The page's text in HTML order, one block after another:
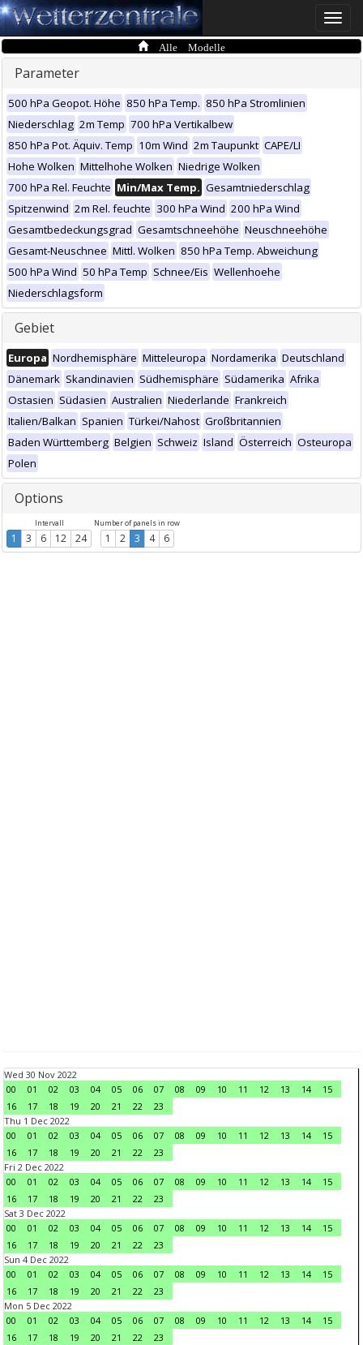
Toggle
Alle Modelle
Parameter
500 hPa Geopot. Höhe 850 hPa Temp. 850 hPa Stromlinien
Niederschlag 2m Temp 700 hPa Vertikalbew
850 hPa Pot. Äquiv. Temp 10m Wind 2m Taupunkt CAPE/LI
Hohe Wolken Mittelhohe Wolken Niedrige Wolken
700 hPa Rel. Feuchte Min/Max Temp. Gesamtniederschlag
Spitzenwind 2m Rel. feuchte 300 hPa Wind 200 hPa Wind
Gesamtbedeckungsgrad Gesamtschneehöhe Neuschneehöhe
Gesamt-Neuschnee Mittl. Wolken 850 hPa Temp. Abweichung
500 hPa Wind 50 hPa Temp Schnee/Eis Wellenhoehe
Niederschlagsform
Gebiet
Europa Nordhemisphäre Mitteleuropa Nordamerika Deutschland
Dänemark Skandinavien Südhemisphäre Südamerika Afrika
Ostasien Südasien Australien Niederlande Frankreich
Italien/Balkan Spanien Türkei/Nahost Großbritannien
Baden Württemberg Belgien Schweiz Island Österreich Osteuropa
Polen
Options
Intervall
1 3 6 12 24
Number of panels in row
1 2 3 4 6
Wed 30 Nov 2022
00
01 02 03 04 05 06 07 08 09 10 11 12 13 14
15
16
17 18 19 20 21 22
23
Thu 1 Dec 2022
00
01 02 03 04 05 06 07 08 09 10 11 12 13 14
15
16
17 18 19 20 21 22
23
Fri 2 Dec 2022
00
01 02 03 04 05 06 07 08 09 10 11 12 13 14
15
16
17 18 19 20 21 22
23
Sat 3 Dec 2022
00
01 02 03 04 05 06 07 08 09 10 11 12 13 14
15
16
17 18 19 20 21 22
23
Sun 4 Dec 2022
00
01 02 03 04 05 06 07 08 09 10 11 12 13 14
15
16
17 18 19 20 21 22
23
Mon 5 Dec 2022
00
01 02 03 04 05 06 07 08 09 10 11 12 13 14
15
16
17 18 19 20 21 22
23